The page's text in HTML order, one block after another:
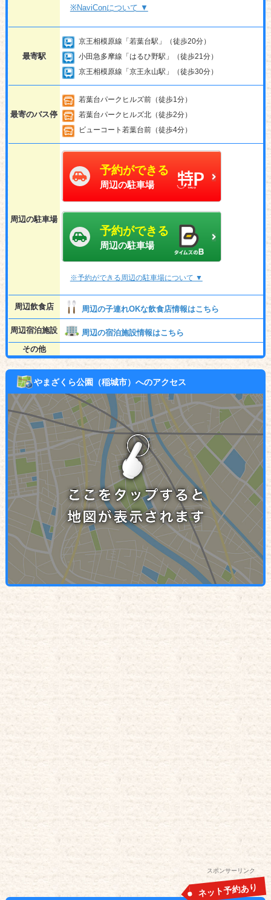
※NaviConについて ▼
最寄駅
京王相模原線「若葉台駅」（徒歩20分）
小田急多摩線「はるひ野駅」（徒歩21分）
京王相模原線「京王永山駅」（徒歩30分）
最寄のバス停
若葉台パークヒルズ前（徒歩1分）
若葉台パークヒルズ北（徒歩2分）
ビューコート若葉台前（徒歩4分）
周辺の駐車場
予約ができる
周辺の駐車場
予約ができる
周辺の駐車場
※予約ができる周辺の駐車場について ▼
周辺飲食店 周辺の子連れOKな飲食店情報はこちら
周辺宿泊施設
周辺の宿泊施設情報はこちら
その他
やまざくら公園（稲城市）へのアクセス
スポンサーリンク
ネット予約あり